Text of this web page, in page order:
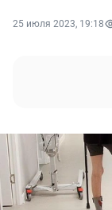
25 июля 2023, 19:18